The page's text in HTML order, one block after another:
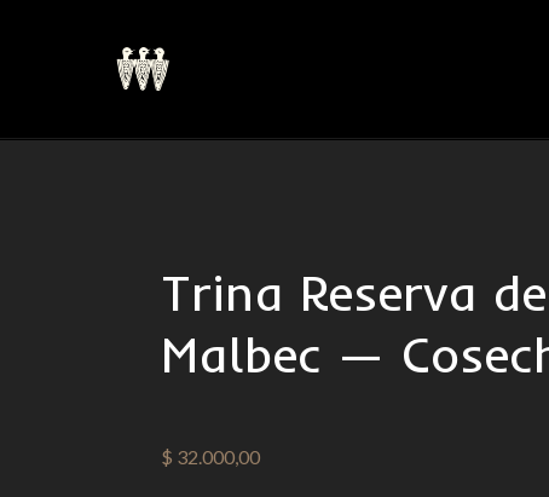
Trina Reserva
Malbec —
$ 32.000,00